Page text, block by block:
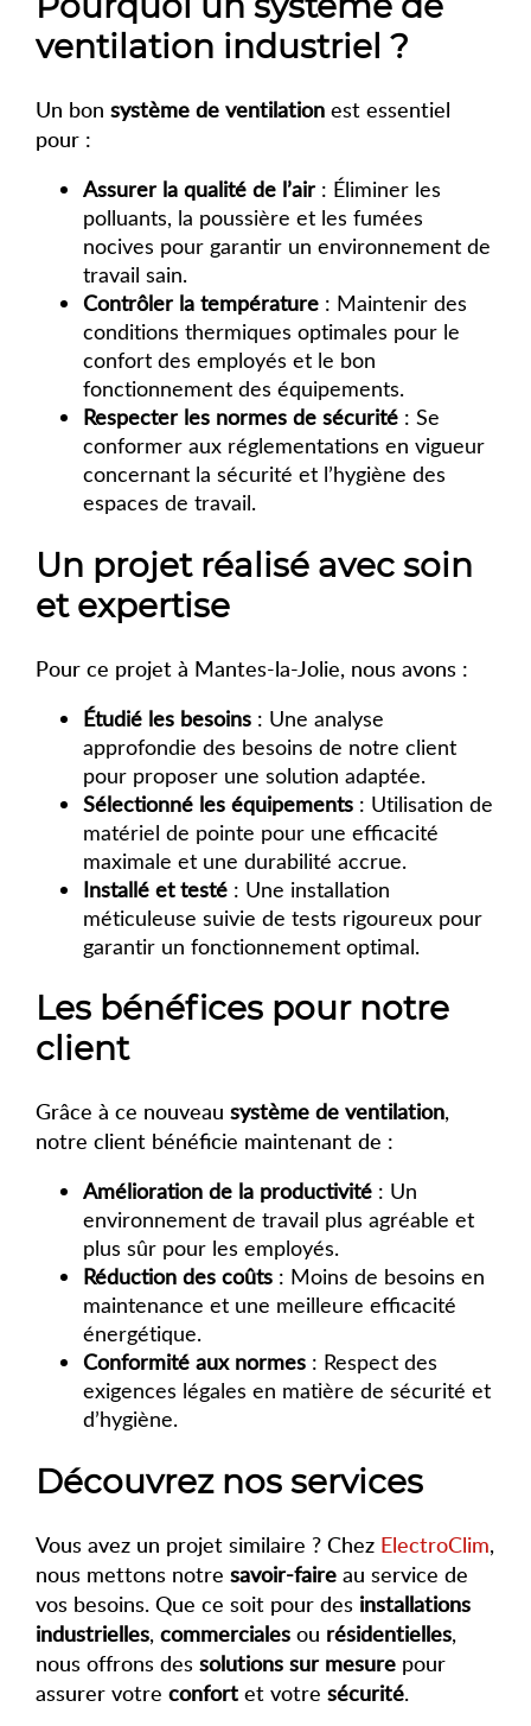
ventilation industriel ?
Un bon système de ventilation est essentiel
pour :
Assurer la qualité de l’air : Éliminer les
polluants, la poussière et les fumées
nocives pour garantir un environnement de
travail sain.
Contrôler la température : Maintenir des
conditions thermiques optimales pour le
confort des employés et le bon
fonctionnement des équipements.
Respecter les normes de sécurité : Se
conformer aux réglementations en vigueur
concernant la sécurité et l’hygiène des
espaces de travail.
Un projet réalisé avec soin
et expertise
Pour ce projet à Mantes-la-Jolie, nous avons :
Étudié les besoins : Une analyse
approfondie des besoins de notre client
pour proposer une solution adaptée.
Sélectionné les équipements : Utilisation de
matériel de pointe pour une efficacité
maximale et une durabilité accrue.
Installé et testé : Une installation
méticuleuse suivie de tests rigoureux pour
garantir un fonctionnement optimal.
Les bénéfices pour notre
client
Grâce à ce nouveau système de ventilation,
notre client bénéficie maintenant de :
Amélioration de la productivité : Un
environnement de travail plus agréable et
plus sûr pour les employés.
Réduction des coûts : Moins de besoins en
maintenance et une meilleure efficacité
énergétique.
Conformité aux normes : Respect des
exigences légales en matière de sécurité et
d’hygiène.
Découvrez nos services
Vous avez un projet similaire ? Chez ElectroClim,
nous mettons notre savoir-faire au service de
vos besoins. Que ce soit pour des installations
industrielles, commerciales ou résidentielles,
nous offrons des solutions sur mesure pour
assurer votre confort et votre sécurité.